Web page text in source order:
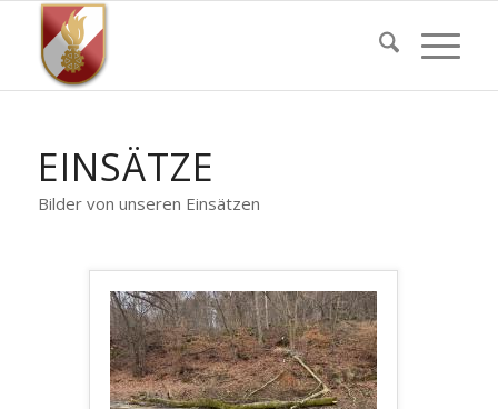
EINSÄTZE
Bilder von unseren Einsätzen